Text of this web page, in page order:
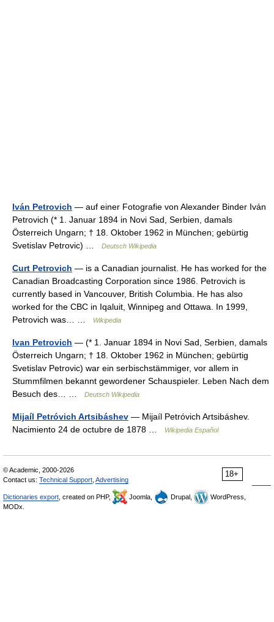
Iván Petrovich — auf einer Fotografie von Alexander Binder Iván
Petrovich (* 1. Januar 1894 in Novi Sad, Serbien, damals
Österreich Ungarn; † 18. Oktober 1962 in München; gebürtig
Svetislav Petrovic) …
Deutsch Wikipedia
Curt Petrovich — is a Canadian journalist. He has worked for the
Canadian Broadcasting Corporation since 1986. Petrovich is
currently based in Vancouver, British Columbia. He has also
worked for the CBC in Iqaluit, Winnipeg and Ottawa. In 1999,
Petrovich was… …
Wikipedia
Ivan Petrovich — (* 1. Januar 1894 in Novi Sad, Serbien, damals
Österreich Ungarn; † 18. Oktober 1962 in München; gebürtig
Svetislav Petrovic) war ein serbischstämmiger, vor allem in
Stummfilmen bekannt gewordener Schauspieler. Leben Nach dem
Besuch des… …
Deutsch Wikipedia
Mijaíl Petróvich Artsibáshev — Mijaíl Petróvich Artsibáshev.
Nacimiento 24 de octubre de 1878 …
Wikipedia Español
18+
© Academic, 2000-2026
Contact us: Technical Support Advertising
Dictionaries export , created on PHP, Joomla, Drupal,
WordPress,
MODx.